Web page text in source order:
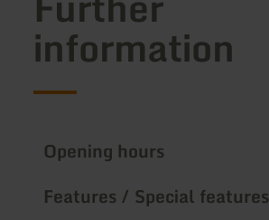
information
Opening hours
Features / Special features